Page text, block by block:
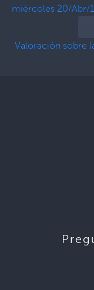
miércoles 20/Abr/
Valoración sobre